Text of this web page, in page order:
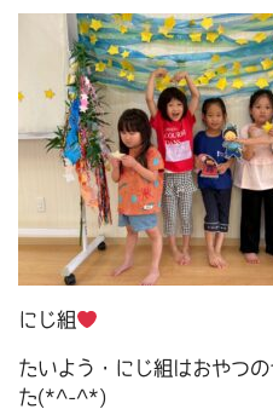
にじ組
たいよう・にじ組はおやつ
た(*^-^*)